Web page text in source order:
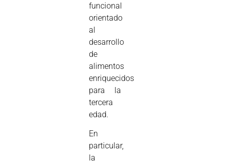
funcional
orientado
al
desarrollo
de
alimentos
enriquecidos
para la
tercera
edad.
En
particular,
la